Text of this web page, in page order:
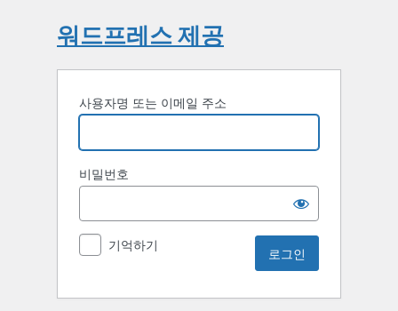
워드프레스 제공
사용자명 또는 이메일 주소
비밀번호
기억하기